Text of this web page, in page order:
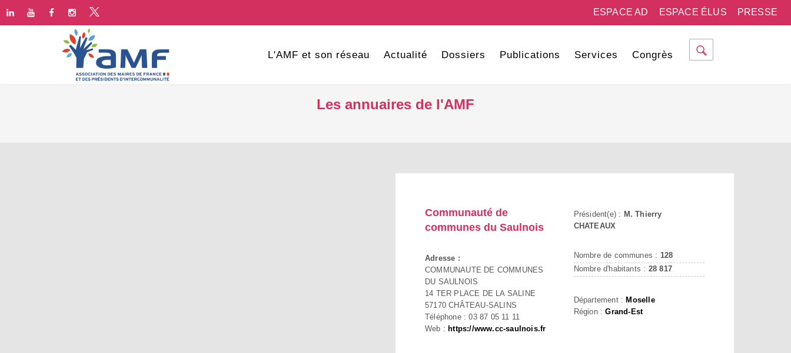
PRESSE
ESPACE ÉLUS
ESPACE AD
L'AMF et son réseau Actualité Dossiers Publications Services Congrès
Les annuaires de l'AMF
Communauté de
communes du Saulnois
Adresse :
COMMUNAUTE DE COMMUNES
DU SAULNOIS
14 TER PLACE DE LA SALINE
57170 CHÂTEAU-SALINS
Téléphone : 03 87 05 11 11
Web : https://www.cc-saulnois.fr
Président(e) : M. Thierry
CHATEAUX
Nombre de communes : 128
Nombre d'habitants : 28 817
Département : Moselle
Région :Grand-Est